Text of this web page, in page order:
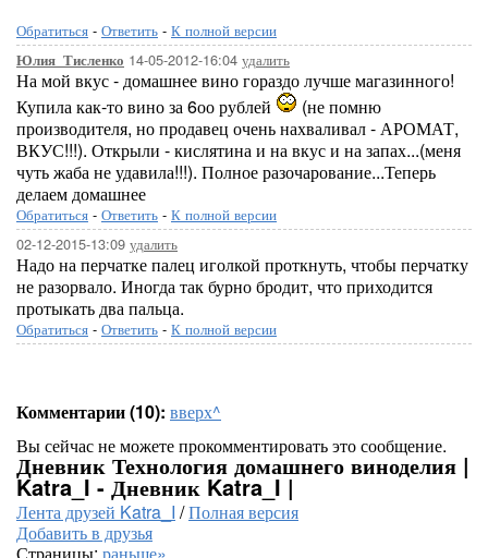
Обратиться - Ответить - К полной версии
Юлия_Тисленко 14-05-2012-16:04 удалить
На мой вкус - домашнее вино гораздо лучше магазинного!
Купила как-то вино за 6оо рублей
(не помню
производителя, но продавец очень нахваливал - АРОМАТ,
ВКУС!!!). Открыли - кислятина и на вкус и на запах...(меня
чуть жаба не удавила!!!). Полное разочарование...Теперь
делаем домашнее
Обратиться - Ответить - К полной версии
02-12-2015-13:09 удалить
Надо на перчатке палец иголкой проткнуть, чтобы перчатку
не разорвало. Иногда так бурно бродит, что приходится
протыкать два пальца.
Обратиться - Ответить - К полной версии
Комментарии (10): вверх^
Вы сейчас не можете прокомментировать это сообщение.
Дневник Технология домашнего виноделия |
Katra_I - Дневник Katra_I |
Лента друзей Katra_I /Полная версия
Добавить в друзья